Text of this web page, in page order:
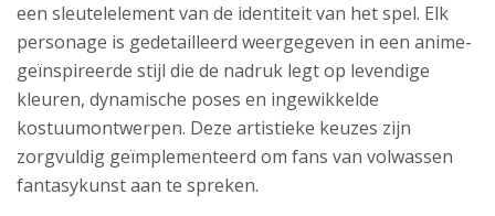
een sleutelelement van de identiteit van het spel. Elk
personage is gedetailleerd weergegeven in een anime-
geïnspireerde stijl die de nadruk legt op levendige
kleuren, dynamische poses en ingewikkelde
kostuumontwerpen. Deze artistieke keuzes zijn
zorgvuldig geïmplementeerd om fans van volwassen
fantasykunst aan te spreken.